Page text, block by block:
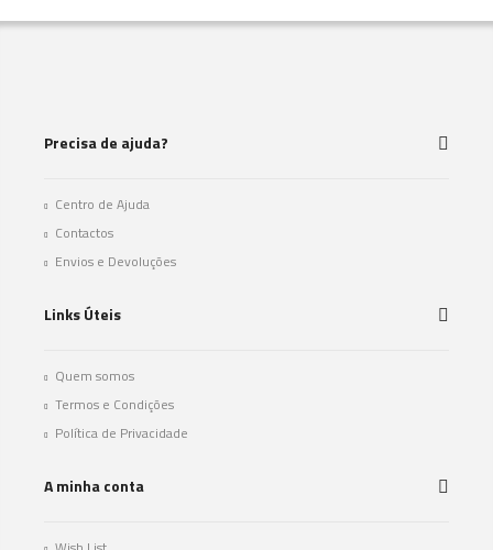
Precisa de ajuda?
Centro de Ajuda
Contactos
Envios e Devoluções
Links Úteis
Quem somos
Termos e Condições
Política de Privacidade
A minha conta